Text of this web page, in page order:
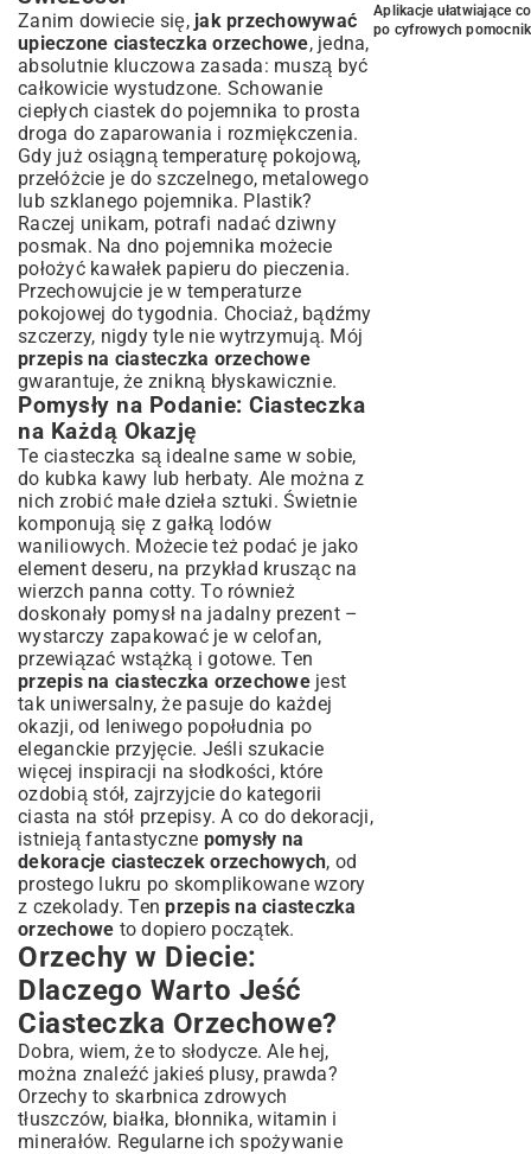
Zanim dowiecie się, jak przechowywać
upieczone ciasteczka orzechowe, jedna,
absolutnie kluczowa zasada: muszą być
całkowicie wystudzone. Schowanie
ciepłych ciastek do pojemnika to prosta
droga do zaparowania i rozmiękczenia.
Gdy już osiągną temperaturę pokojową,
przełóżcie je do szczelnego, metalowego
lub szklanego pojemnika. Plastik?
Raczej unikam, potrafi nadać dziwny
posmak. Na dno pojemnika możecie
położyć kawałek papieru do pieczenia.
Przechowujcie je w temperaturze
pokojowej do tygodnia. Chociaż, bądźmy
szczerzy, nigdy tyle nie wytrzymują. Mój
przepis na ciasteczka orzechowe
gwarantuje, że znikną błyskawicznie.
Pomysły na Podanie: Ciasteczka
na Każdą Okazję
Te ciasteczka są idealne same w sobie,
do kubka kawy lub herbaty. Ale można z
nich zrobić małe dzieła sztuki. Świetnie
komponują się z gałką lodów
waniliowych. Możecie też podać je jako
element deseru, na przykład krusząc na
wierzch panna cotty. To również
doskonały pomysł na jadalny prezent –
wystarczy zapakować je w celofan,
przewiązać wstążką i gotowe. Ten
przepis na ciasteczka orzechowejest
tak uniwersalny, że pasuje do każdej
okazji, od leniwego popołudnia po
eleganckie przyjęcie. Jeśli szukacie
więcej inspiracji na słodkości, które
ozdobią stół, zajrzyjcie do kategorii
ciasta na stół przepisy. A co do dekoracji,
istnieją fantastyczne pomysły na
dekoracje ciasteczek orzechowych, od
prostego lukru po skomplikowane wzory
z czekolady. Tenprzepis na ciasteczka
orzechowe to dopiero początek.
Orzechy w Diecie:
Dlaczego Warto Jeść
Ciasteczka Orzechowe?
Dobra, wiem, że to słodycze. Ale hej,
można znaleźć jakieś plusy, prawda?
Orzechy to skarbnica zdrowych
tłuszczów, białka, błonnika, witamin i
minerałów. Regularne ich spożywanie
Aplikacje ułatwiające
po cyfrowych